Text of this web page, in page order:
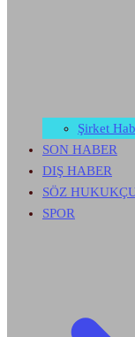
Şirket
SON HABER
DIŞ HABER
SÖZ
SPOR